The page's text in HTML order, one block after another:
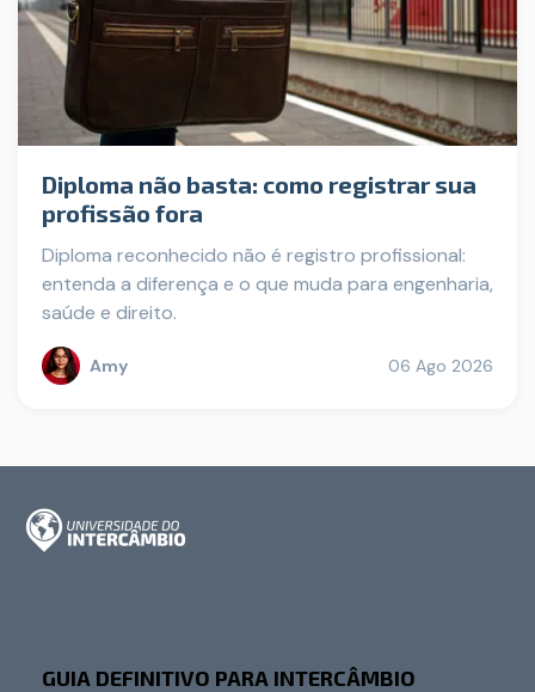
Diploma não basta: como registrar sua
profissão fora
Diploma reconhecido não é registro profissional:
entenda a diferença e o que muda para engenharia,
saúde e direito.
Amy 06 Ago 2026
GUIA DEFINITIVO PARA INTERCÂMBIO